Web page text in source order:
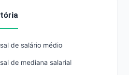
de salário médio
de mediana salarial